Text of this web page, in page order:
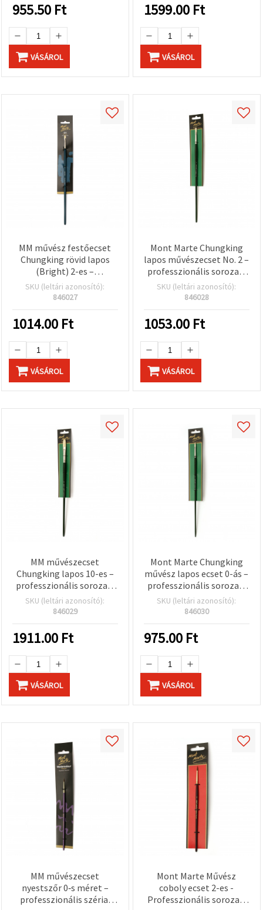
955.50 Ft
VÁSÁROL
1599.00 Ft
VÁSÁROL
MM művész festőecset
Chungking rövid lapos
(Bright) 2-es –
Professzionális sorozat,
természetes sertészőr
olajfestő ecset
SKU (leltári azonosító):
846027
1014.00 Ft
VÁSÁROL
Mont Marte Chungking
lapos művészecset No. 2 –
professzionális sorozat,
természetes sertészőr,
olajfestékhez
SKU (leltári azonosító):
846028
1053.00 Ft
VÁSÁROL
MM művészecset
Chungking lapos 10-es –
professzionális sorozat,
olajfestékhez,
természetes sertéssörte
SKU (leltári azonosító):
846029
1911.00 Ft
VÁSÁROL
Mont Marte Chungking
művész lapos ecset 0-ás –
professzionális sorozat,
természetes sörtéjű
SKU (leltári azonosító):
846030
975.00 Ft
VÁSÁROL
MM művészecset
nyestszőr 0‑s méret –
professzionális széria,
Mont Marte Művész
coboly ecset 2-es -
Professzionális sorozat,